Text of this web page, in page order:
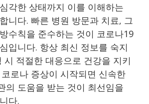
각한 상태까지 이를 이해하는
니다. 빠른 병원 방문과 치료, 그
수칙을 준수하는 것이 코로나19
입니다. 항상 최신 정보를 숙지
시 적절한 대응으로 건강을 지키
로나 증상이 시작되면 신속한
의 도움을 받는 것이 최선임을
다.